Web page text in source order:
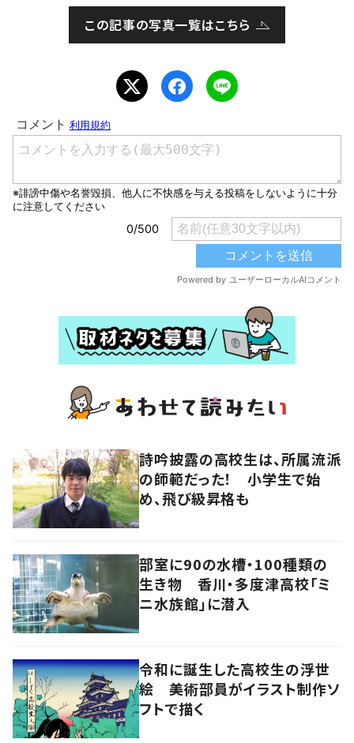
この記事の写真一覧はこちら
詩吟披露の高校生は、所属流派
の師範だった！ 小学生で始
め、飛び級昇格も
部室に90の水槽・100種類の
生き物 香川・多度津高校「ミ
ニ水族館」に潜入
令和に誕生した高校生の浮世
絵 美術部員がイラスト制作ソ
フトで描く